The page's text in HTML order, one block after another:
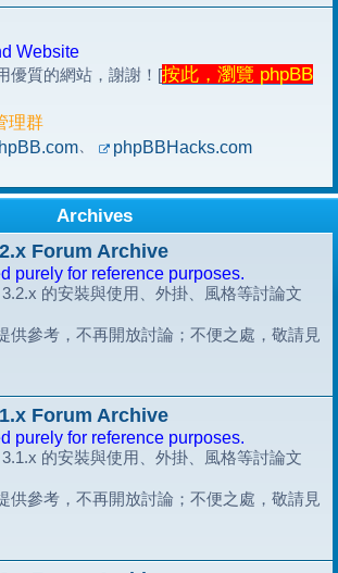
Website
優質的網站，謝謝！[按此，瀏覽 phpBB
理群
、
phpBBHacks.com
Archives
Forum Archive
purely for reference purposes.
的安裝與使用、外掛、風格等討論文
供參考，不再開放討論；不便之處，敬請見
Forum Archive
purely for reference purposes.
的安裝與使用、外掛、風格等討論文
供參考，不再開放討論；不便之處，敬請見